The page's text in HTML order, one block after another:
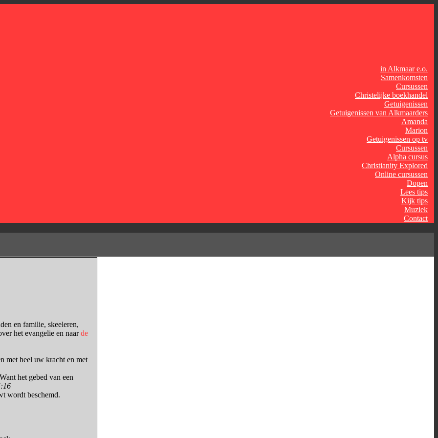
in Alkmaar e.o.
Samenkomsten
Cursussen
Christelijke boekhandel
Getuigenissen
Getuigenissen van Alkmaarders
Amanda
Marion
Getuigenissen op tv
Cursussen
Alpha cursus
Christianity Explored
Online cursussen
Dopen
Lees tips
Kijk tips
Muziek
Contact
en familie, skeeleren,
het evangelie en naarde
met heel uw kracht en met
het gebed van een
wordt beschemd.